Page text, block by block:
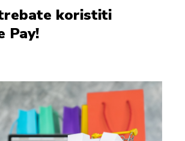
koristiti
Pay!